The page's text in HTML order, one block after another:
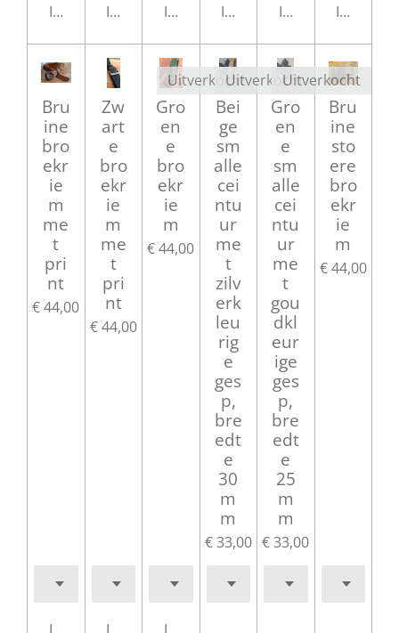
In winkelwagenIn winkelwagenIn winkelwagenIn winkelwagenIn winkelwagen
In
Bru
ine
bro
ekr
ie
m
me
t
pri
nt
€ 44,00
Zw
art
e
bro
ekr
ie
m
me
t
pri
nt
€ 44,00
Gro
en
e
bro
ekr
ie
m
€ 44,00
Uitverkocht
Bei
ge
sm
alle
cei
ntu
ur
me
t
zilv
erk
leu
rig
e
ges
p,
bre
edt
e
30
m
m
€ 33,00
Uitverkocht
Gro
en
e
sm
alle
cei
ntu
ur
me
t
gou
dkl
eur
ige
ges
p,
bre
edt
e
25
m
m
€ 33,00
Uitverkocht
Bru
ine
sto
ere
bro
ekr
ie
m
€ 44,00